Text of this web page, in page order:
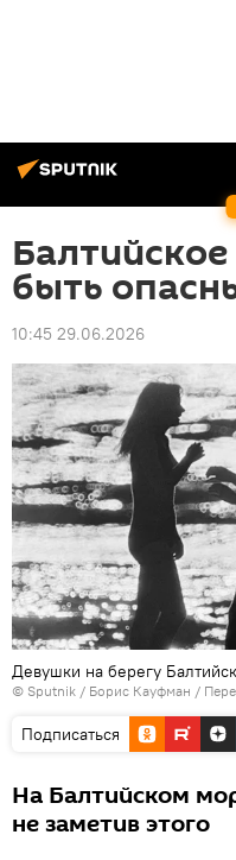
быть
10:45 29.06.2026
Девушки на берегу
© Sputnik / Борис Кауфман /
Подписаться
На Балтийском
не заметив этого